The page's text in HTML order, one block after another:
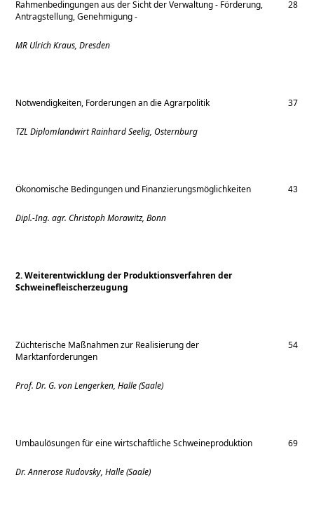
Rahmenbedingungen aus der Sicht der Verwaltung - Förderung,
Antragstellung, Genehmigung -
28
MR Ulrich Kraus, Dresden
Notwendigkeiten, Forderungen an die Agrarpolitik 37
TZL Diplomlandwirt Rainhard Seelig, Osternburg
Ökonomische Bedingungen und Finanzierungsmöglichkeiten 43
Dipl.-Ing. agr. Christoph Morawitz, Bonn
2. Weiterentwicklung der Produktionsverfahren der
Schweinefleischerzeugung
Züchterische Maßnahmen zur Realisierung der
Marktanforderungen
54
Prof. Dr. G. von Lengerken, Halle (Saale)
Umbaulösungen für eine wirtschaftliche Schweineproduktion 69
Dr. Annerose Rudovsky, Halle (Saale)